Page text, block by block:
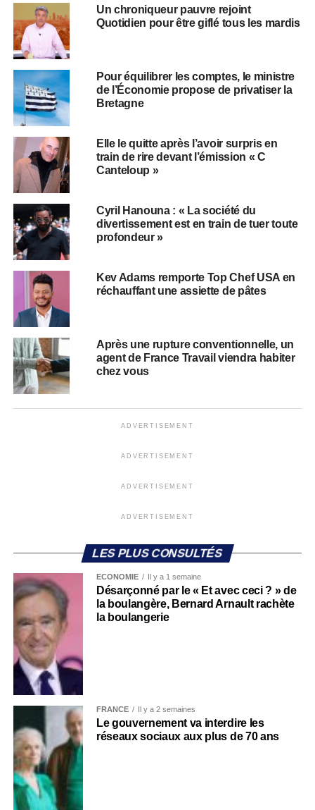
Un chroniqueur pauvre rejoint
Quotidien pour être giflé tous les mardis
Pour équilibrer les comptes, le ministre
de l’Économie propose de privatiser la
Bretagne
Elle le quitte après l’avoir surpris en
train de rire devant l’émission « C
Canteloup »
Cyril Hanouna : « La société du
divertissement est en train de tuer toute
profondeur »
Kev Adams remporte Top Chef USA en
réchauffant une assiette de pâtes
Après une rupture conventionnelle, un
agent de France Travail viendra habiter
chez vous
ADVERTISEMENT
ADVERTISEMENT
ADVERTISEMENT
ADVERTISEMENT
LES PLUS CONSULTÉS
ECONOMIE Il y a 1 semaine
Désarçonné par le « Et avec ceci ? » de
la boulangère, Bernard Arnault rachète
la boulangerie
FRANCE Il y a 2 semaines
Le gouvernement va interdire les
réseaux sociaux aux plus de 70 ans